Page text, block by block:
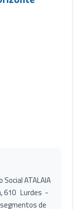
ATALAIA
610 Lurdes -
de